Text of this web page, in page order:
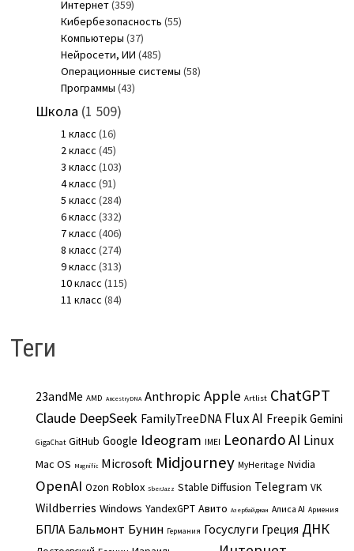
Интернет(359)
Кибербезопасность (55)
Компьютеры (37)
Нейросети, ИИ (485)
Операционные системы (58)
Программы (43)
Школа (1 509)
1 класс (16)
2 класс (45)
3 класс (103)
4 класс (91)
5 класс (284)
6 класс (332)
7 класс (406)
8 класс (274)
9 класс (313)
10 класс (115)
11 класс (84)
Теги
23andMe AMD AncestryDNA Anthropic Apple Artlist ChatGPT
Claude DeepSeek FamilyTreeDNA Flux AI Freepik Gemini
GigaChat GitHub Google Ideogram IMEI Leonardo AI Linux
Mac OS Magnific Microsoft Midjourney MyHeritage Nvidia
OpenAI Ozon Roblox SberJazz Stable Diffusion Telegram VK
Wildberries Windows YandexGPT Авито Азербайджан Алиса AI Армения
БПЛА Бальмонт Бунин Германия Госуслуги Греция ДНК